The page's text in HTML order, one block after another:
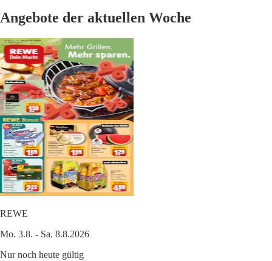
Angebote der aktuellen Woche
REWE
Mo. 3.8. - Sa. 8.8.2026
Nur noch heute gültig